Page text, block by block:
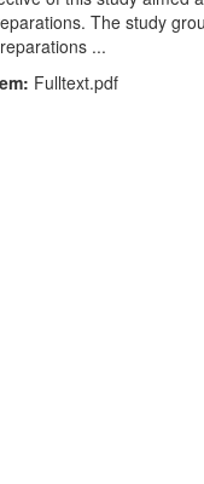
The study
...
Fulltext.pdf